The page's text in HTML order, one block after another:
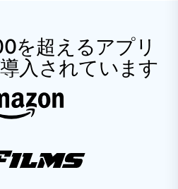
を超えるアプリ
入されています